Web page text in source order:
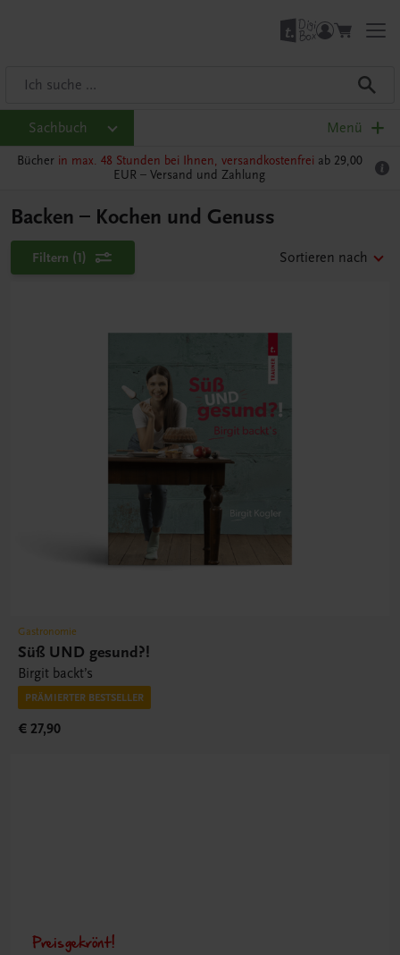
Sachbuch Menü
Bücher in max. 48 Stunden bei Ihnen, versandkostenfrei ab 29,00
EUR – Versand und Zahlung
Backen – Kochen und Genuss
Filtern (1) Sortieren nach
Gastronomie
Süß UND gesund?!
Birgit backt’s
PRÄMIERTER BESTSELLER
€ 27,90
Preisgekrönt!